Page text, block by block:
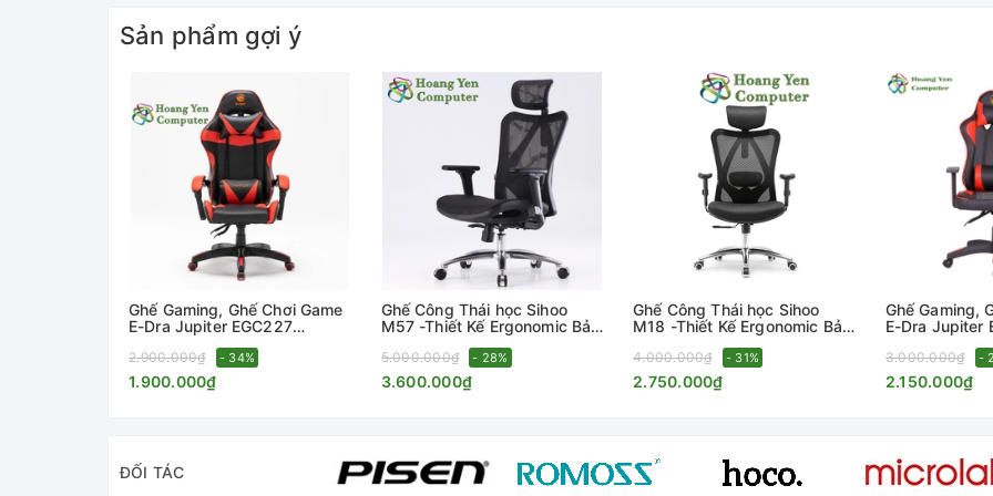
+ QUÝ KHÁCH TỰ LẮP ĐẶT GHẾ.
Sản phẩm gợi ý
Ghế Gaming, Ghế Chơi Game
E-Dra Jupiter EGC227
Hoàng Yến Computer
2.900.000₫ - 34%
1.900.000₫
Ghế Công Thái học Sihoo
M57 -Thiết Kế Ergonomic Bảo
Chính Hãng - Hoàng Yến
Computer
5.000.000₫ - 28%
3.600.000₫
Ghế Công Thái học Sihoo
M18 -Thiết Kế Ergonomic Bảo
Chính Hãng - Hoàng Yến
Computer
4.000.000₫ - 31%
2.750.000₫
Ghế Gaming,
E-Dra Jupiter
Chính Hãng
3.000.000₫ -
2.150.000₫
ĐỐI TÁC